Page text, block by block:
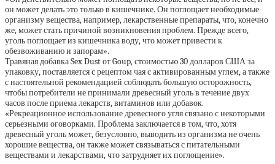
он может делать это только в кишечнике. Он поглощает необходимые
организму вещества, например, лекарственные препараты, что, конечно
же, может стать причиной возникновения проблем. Прежде всего,
уголь поглощает из кишечника воду, что может привести к
обезвоживанию и запорам».
Травяная добавка Sex Dust от Goup, стоимостью 30 долларов США за
упаковку, поставляется с рецептом чая с активированным углем, а также
с настоятельной рекомендацией соблюдать большую осторожность,
чтобы потребители не принимали древесный уголь в течение двух
часов после приема лекарств, витаминов или добавок.
«Рекреационное использование древесного угля связано с некоторыми
серьезными оговорками. Проблема заключается в том, что, хотя
древесный уголь может, безусловно, выводить из организма не очень
хорошие вещества, он также может связываться с питательными
веществами и лекарствами, что затрудняет их поглощение».